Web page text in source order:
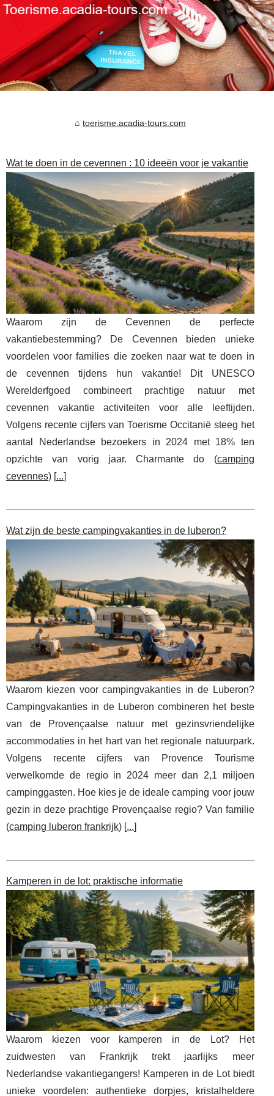
toerisme.acadia-tours.com
Wat te doen in de cevennen : 10 ideeën voor je vakantie
Waarom zijn de Cevennen de perfecte
vakantiebestemming? De Cevennen bieden unieke
voordelen voor families die zoeken naar wat te doen in
de cevennen tijdens hun vakantie! Dit UNESCO
Werelderfgoed combineert prachtige natuur met
cevennen vakantie activiteiten voor alle leeftijden.
Volgens recente cijfers van Toerisme Occitanië steeg het
aantal Nederlandse bezoekers in 2024 met 18% ten
opzichte van vorig jaar. Charmante do (camping
cevennes) [...]
Wat zijn de beste campingvakanties in de luberon?
Waarom kiezen voor campingvakanties in de Luberon?
Campingvakanties in de Luberon combineren het beste
van de Provençaalse natuur met gezinsvriendelijke
accommodaties in het hart van het regionale natuurpark.
Volgens recente cijfers van Provence Tourisme
verwelkomde de regio in 2024 meer dan 2,1 miljoen
campinggasten. Hoe kies je de ideale camping voor jouw
gezin in deze prachtige Provençaalse regio? Van familie
(camping luberon frankrijk) [...]
Kamperen in de lot: praktische informatie
Waarom kiezen voor kamperen in de Lot? Het
zuidwesten van Frankrijk trekt jaarlijks meer
Nederlandse vakantiegangers! Kamperen in de Lot biedt
unieke voordelen: authentieke dorpjes, kristalheldere